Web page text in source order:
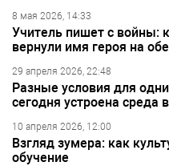
8 мая 2026, 14:33
Учитель пишет с войны:
вернули имя героя на
29 апреля 2026, 22:48
Разные условия для
сегодня устроена среда
10 апреля 2026, 12:00
Взгляд зумера: как
обучение